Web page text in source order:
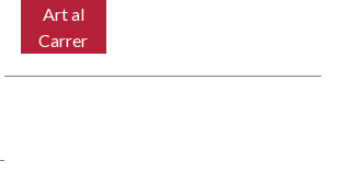
Art al
Carrer